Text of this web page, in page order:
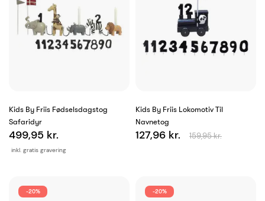
Kids By Friis Fødselsdagstog
Safaridyr
inkl. gratis gravering
499,95 kr.
Kids By Friis Lokomotiv Til
Navnetog
127,96 kr. 159,95 kr.
-20% -20%